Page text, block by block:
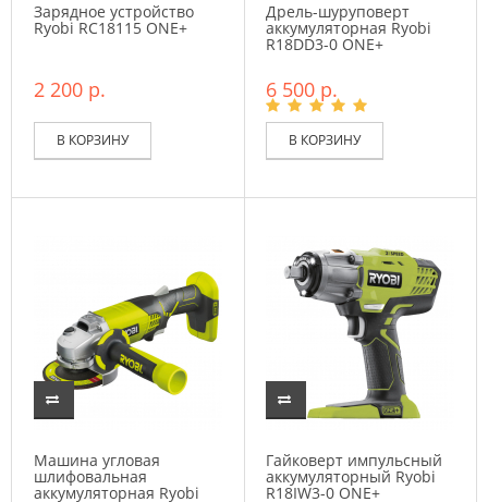
Зарядное устройство
Ryobi RC18115 ONE+
2 200 р.
В КОРЗИНУ
Дрель-шуруповерт
аккумуляторная Ryobi
R18DD3-0 ONE+
6 500 р.
В КОРЗИНУ
Машина угловая
шлифовальная
аккумуляторная Ryobi
Гайковерт импульсный
аккумуляторный Ryobi
R18IW3-0 ONE+